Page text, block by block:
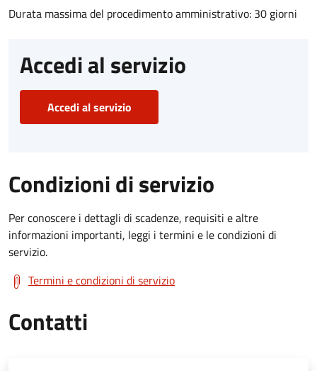
Durata massima del procedimento amministrativo: 30 giorni
Accedi al servizio
Accedi al servizio
Condizioni di servizio
Per conoscere i dettagli di scadenze, requisiti e altre
informazioni importanti, leggi i termini e le condizioni di
servizio.
Termini e condizioni di servizio
Contatti